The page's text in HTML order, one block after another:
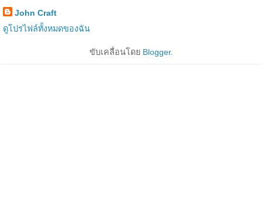
John Craft
ดูโปรไฟล์ทั้งหมดของฉัน
ขับเคลื่อนโดย Blogger.